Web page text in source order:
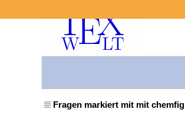
Fragen markiert mit mit chemfig